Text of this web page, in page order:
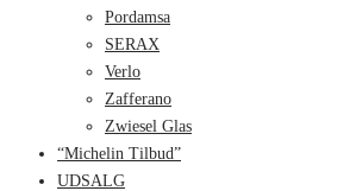
Pordamsa
SERAX
Verlo
Zafferano
Zwiesel Glas
“Michelin Tilbud”
UDSALG